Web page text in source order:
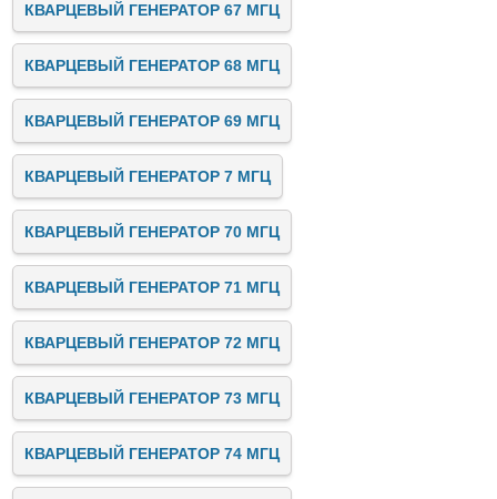
КВАРЦЕВЫЙ ГЕНЕРАТОР 67 МГЦ
КВАРЦЕВЫЙ ГЕНЕРАТОР 68 МГЦ
КВАРЦЕВЫЙ ГЕНЕРАТОР 69 МГЦ
КВАРЦЕВЫЙ ГЕНЕРАТОР 7 МГЦ
КВАРЦЕВЫЙ ГЕНЕРАТОР 70 МГЦ
КВАРЦЕВЫЙ ГЕНЕРАТОР 71 МГЦ
КВАРЦЕВЫЙ ГЕНЕРАТОР 72 МГЦ
КВАРЦЕВЫЙ ГЕНЕРАТОР 73 МГЦ
КВАРЦЕВЫЙ ГЕНЕРАТОР 74 МГЦ